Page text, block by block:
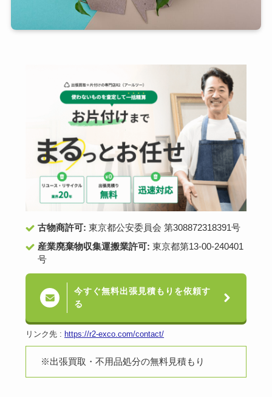
古物商許可: 東京都公安委員会 第308872318391号
産業廃棄物収集運搬業許可: 東京都第13-00-240401
号
今すぐ無料出張見積もりを依頼す
る
リンク先 : https://r2-exco.com/contact/
※出張買取・不用品処分の無料見積もり